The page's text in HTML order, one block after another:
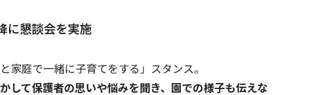
に懇談会を実施
家庭で一緒に子育てをする」スタンス。
して保護者の思いや悩みを聞き、園での様子も伝えな